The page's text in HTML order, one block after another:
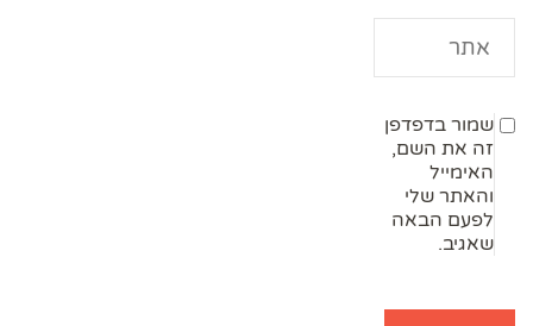
שמור בדפדפן
זה את השם,
האימייל
והאתר שלי
לפעם הבאה
שאגיב.